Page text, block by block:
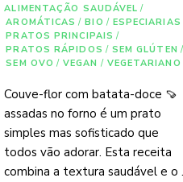
ALIMENTAÇÃO SAUDÁVEL /
AROMÁTICAS / BIO / ESPECIARIAS
PRATOS PRINCIPAIS /
PRATOS RÁPIDOS / SEM GLÚTEN /
SEM OVO / VEGAN / VEGETARIANO
Couve-flor com batata-doce 🍠
assadas no forno é um prato
simples mas sofisticado que
todos vão adorar. Esta receita
combina a textura saudável e o